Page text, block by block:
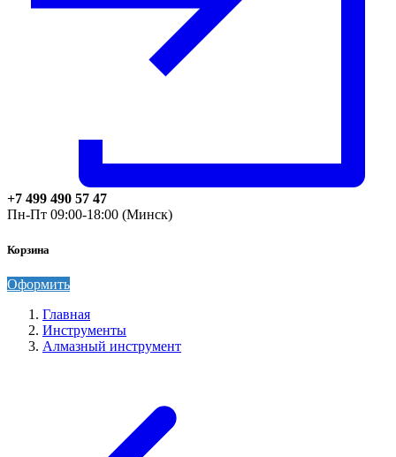
+7 499 490 57 47
Пн-Пт 09:00-18:00 (Минск)
Корзина
Оформить
Главная
Инструменты
Алмазный инструмент